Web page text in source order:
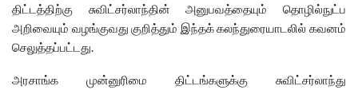
திட்டத்திற்கு சுவிட்சர்லாந்தின் அனுபவத்தையும் தொழில்நுட்ப
அறிவையும் வழங்குவது குறித்தும் இந்தக் கலந்துரையாடலில் கவனம்
செலுத்தப்பட்டது.
அரசாங்க முன்னுரிமை திட்டங்களுக்கு சுவிட்சர்லாந்து